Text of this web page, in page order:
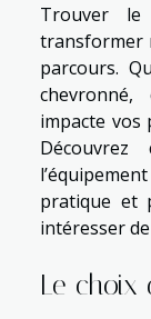
Trouver
transformer
parcours.
impacte vos
pratique et
intéresser
Le choix